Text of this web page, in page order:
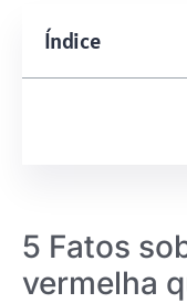
Índice
5 Fatos
vermelha